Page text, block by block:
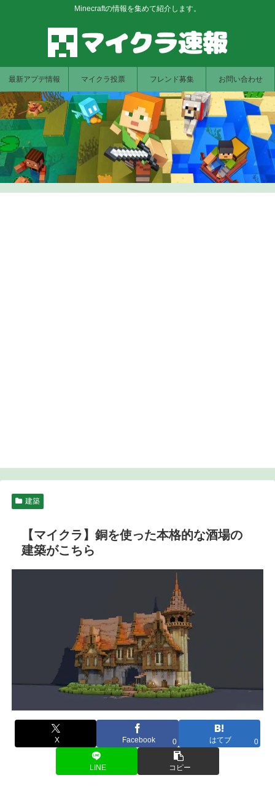
Minecraftの情報を集めて紹介します。
最新アプデ情報 マイクラ投票 フレンド募集 お問い合わせ
建築
【マイクラ】銅を使った本格的な酒場の
建築がこちら
X Facebook 0 はてブ 0
LINE コピー